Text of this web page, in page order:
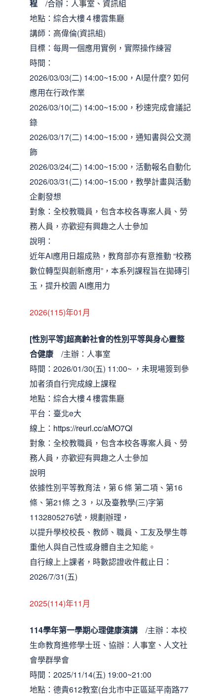
程 /合辦：人事室、資訊組
地點：綜合大樓４樓雲集廳
講師：高偉倫(資訊組)
目標：每周一個應用實例，實際操作練習
時間：
2026/03/03(二) 14:00~15:00，AI是什麼? 如何
應用在行政作業
2026/03/10(二) 14:00~15:00，秒速完成會議記
錄
2026/03/17(二) 14:00~15:00，通知書與公文潤
飾
2026/03/24(二) 14:00~15:00，活動報名自動化
2026/03/31(二) 14:00~15:00，教學計畫與活動
企劃發想
對象：全校教職員，包含本校各專案人員、勞
務人員，亦歡迎有興趣之人士參加
說明：
近年AI應用日趨成熟，教育部亦有意推動 “校務
數位轉型與創新應用”，本系列課程旨在拋磚引
玉，提升校園 AI應用力
2026(115)年01月
[性別平等]超高齡社會的性別平等與身心靈整
合健康 /主辦：人事室
時間：2026/01/30(五) 11:00~ ，未現場簽到參
加者須自行完成線上課程
地點：綜合大樓４樓雲集廳
平台：臺北e大
線上： https://reurl.cc/aMO7Ql
對象：全校教職員，包含本校各專案人員、勞
務人員，亦歡迎有興趣之人士參加
說明
依據性別平等教育法，第６條 第二項、第16
條、第21條 之３，以及臺教學(三)字第
1132805276號，規劃辦理，
以提升學校校長、教師、職員、工友及學生尊
重他人與自己性或身體自主之知能。
自行線上上課者，時數認證收件截止日：
2026/7/31(五)
2025(114)年11月
114學年第一學期心理健康演講 /主辦：本校
生命教育進修學士班、協辦：人事室、人文社
會學群學會
時間：2025/11/14(五) 19:00~21:00
地點：德貴612教室(台北市中正區延平南路77